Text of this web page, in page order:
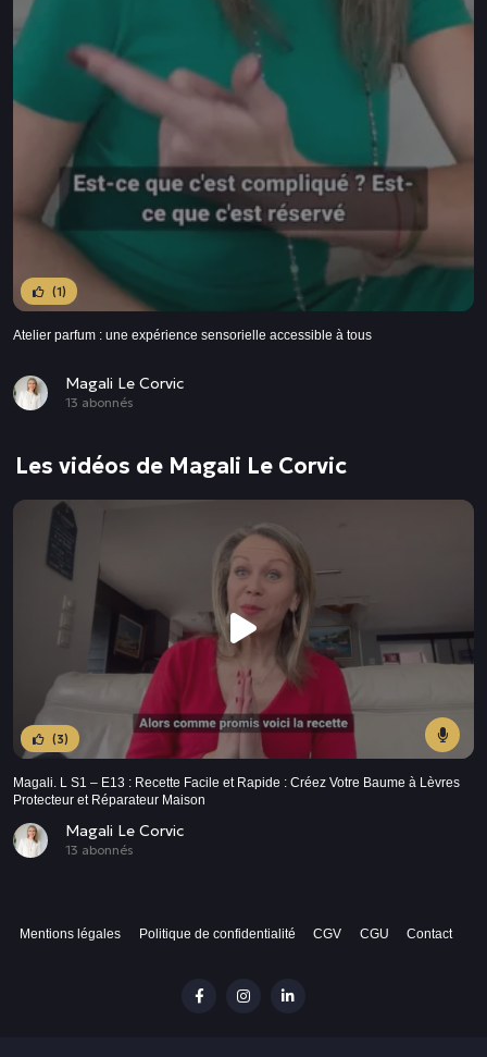
(1)
Atelier parfum : une expérience sensorielle accessible à tous
Magali Le Corvic
13 abonnés
Les vidéos de Magali Le Corvic
(3)
Magali. L S1 – E13 : Recette Facile et Rapide : Créez Votre Baume à Lèvres
Protecteur et Réparateur Maison
Magali Le Corvic
13 abonnés
Mentions légales Politique de confidentialité CGV CGU Contact